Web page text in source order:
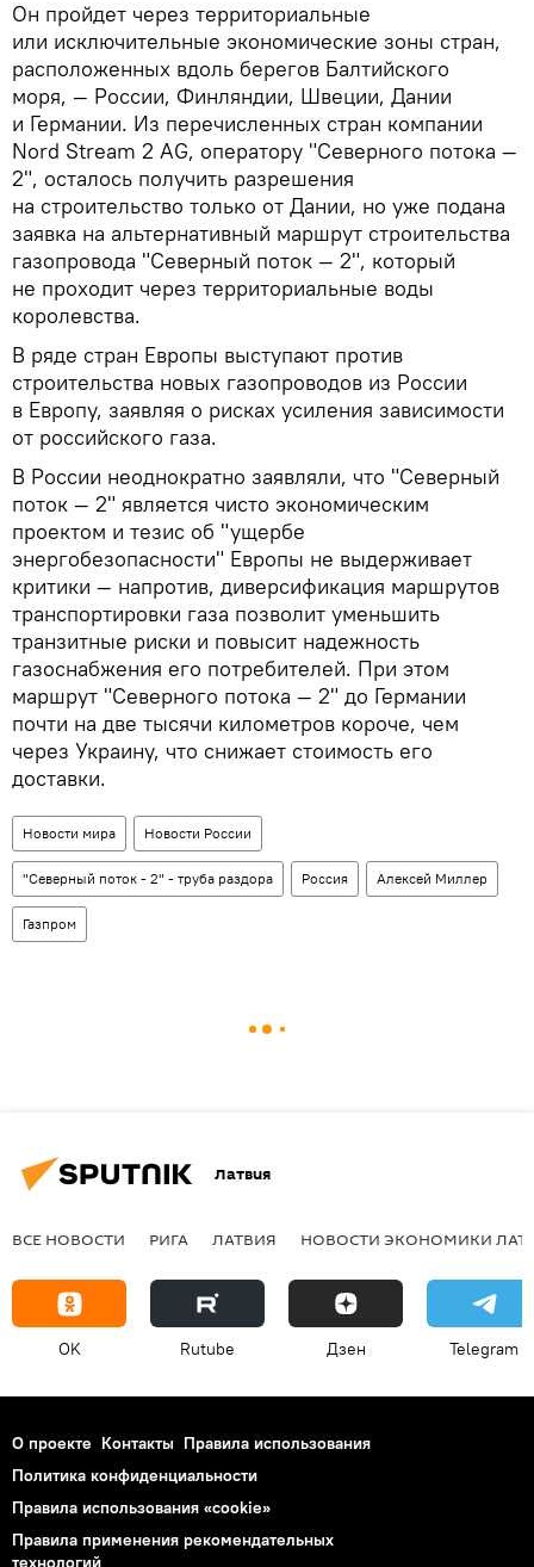
Он пройдет через территориальные
или исключительные экономические зоны стран,
расположенных вдоль берегов Балтийского
моря, — России, Финляндии, Швеции, Дании
и Германии. Из перечисленных стран компании
Nord Stream 2 AG, оператору "Северного потока —
2", осталось получить разрешения
на строительство только от Дании, но уже подана
заявка на альтернативный маршрут строительства
газопровода "Северный поток — 2", который
не проходит через территориальные воды
королевства.
В ряде стран Европы выступают против
строительства новых газопроводов из России
в Европу, заявляя о рисках усиления зависимости
от российского газа.
В России неоднократно заявляли, что "Северный
поток — 2" является чисто экономическим
проектом и тезис об "ущербе
энергобезопасности" Европы не выдерживает
критики — напротив, диверсификация маршрутов
транспортировки газа позволит уменьшить
транзитные риски и повысит надежность
газоснабжения его потребителей. При этом
маршрут "Северного потока — 2" до Германии
почти на две тысячи километров короче, чем
через Украину, что снижает стоимость его
доставки.
Новости мира Новости России
"Северный поток - 2" - труба раздора Россия Алексей Миллер
Газпром
Латвия
ВСЕ НОВОСТИ РИГА ЛАТВИЯ НОВОСТИ ЭКОНОМИКИ
OK Rutube Дзен Telegram
О проекте Контакты Правила использования
Политика конфиденциальности
Правила использования «cookie»
Правила применения рекомендательных
технологий